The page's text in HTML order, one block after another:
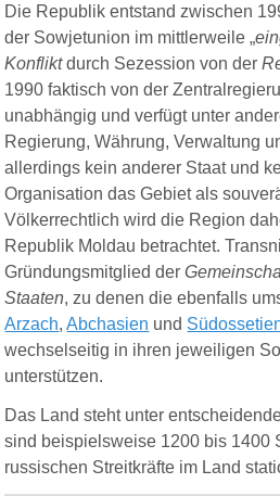
Die Republik entstand zwischen
der Sowjetunion im mittlerweile „
Konfliktdurch Sezession von der
1990 faktisch von der
unabhängig und verfügt unter
Regierung, Währung, Verwaltung
allerdings kein anderer Staat und
Organisation das Gebiet als
Völkerrechtlich wird die Region
Republik Moldau betrachtet.
Gründungsmitglied der
Staaten, zu denen die ebenfalls
Arzach,Abchasien und
wechselseitig in ihren jeweiligen
unterstützen.
Das Land steht unter
sind beispielsweise 1200 bis 1400
russischen Streitkräfte im Land